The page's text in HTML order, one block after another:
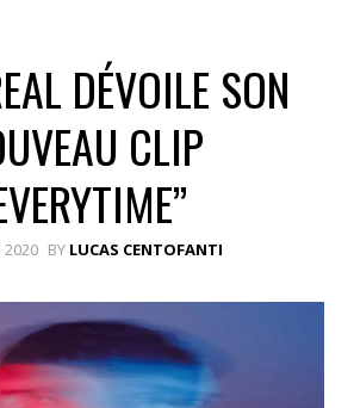
DÉVOILE SON
CLIP
2020 BY LUCAS CENTOFANTI